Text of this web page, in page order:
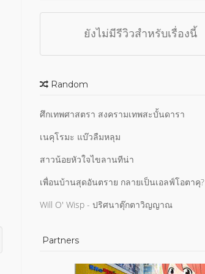
ยังไม่มีรีวิวสำหรับเรื่องนี้
Random
ศึกเทพศาสตรา สงครามเทพสะบั้นดารา
เนคุโรมะ แบ๊วลืมหลุม
สาวน้อยหัวใจไขลานทีน่า
เพื่อนบ้านสุดอันตราย กลายเป็นเอลฟ์โอตาคุ?
Will O' Wisp - ปริศนาตุ๊กตาวิญญาณ
Partners